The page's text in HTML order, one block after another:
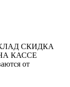
СКИДКА
КАССЕ
от